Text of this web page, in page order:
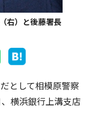
右）と後藤署長
として相模原警察
横浜銀行上溝支店